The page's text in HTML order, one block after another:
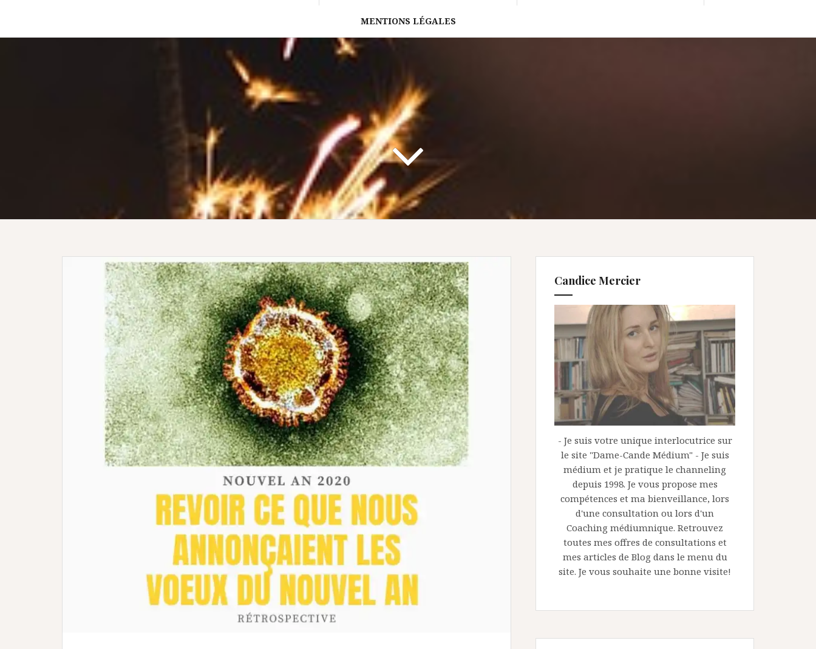
MENTIONS LÉGALES
Candice Mercier
- Je suis votre unique interlocutrice sur
le site "Dame-Cande Médium" - Je suis
médium et je pratique le channeling
depuis 1998. Je vous propose mes
compétences et ma bienveillance, lors
d'une consultation ou lors d'un
Coaching médiumnique. Retrouvez
toutes mes offres de consultations et
mes articles de Blog dans le menu du
site. Je vous souhaite une bonne visite!
Je veux m'inscrire et
recevoir mon livret
(*Une confirmation va vous être envoyée afin d’éviter les emails frauduleux)